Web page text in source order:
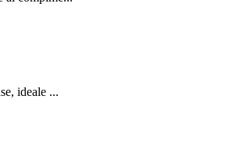
ideale ...